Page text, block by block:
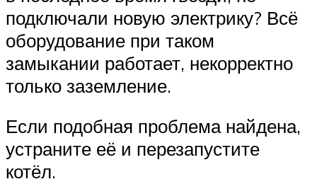
подключали новую электрику? Всё
оборудование при таком
замыкании работает, некорректно
только заземление.
Если подобная проблема найдена,
устраните её и перезапустите
котёл.